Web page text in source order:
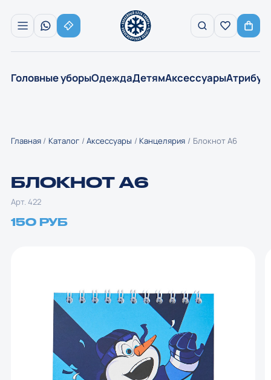
Головные уборыОдеждаДетямАксессуары
Главная Каталог Аксессуары Канцелярия Блокнот А6
БЛОКНОТ А6
Арт. 422
150 РУБ